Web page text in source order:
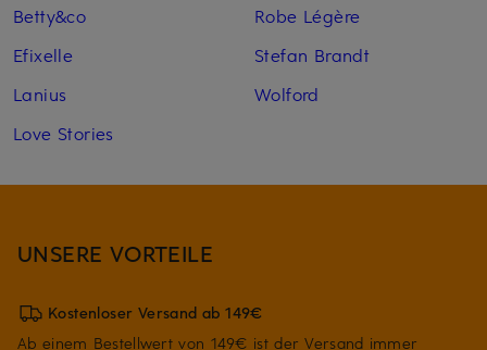
Betty&co
Efixelle
Lanius
Love Stories
Robe Légère
Stefan Brandt
Wolford
UNSERE VORTEILE
Kostenloser Versand ab 149€
Ab einem Bestellwert von 149€ ist der Versand immer